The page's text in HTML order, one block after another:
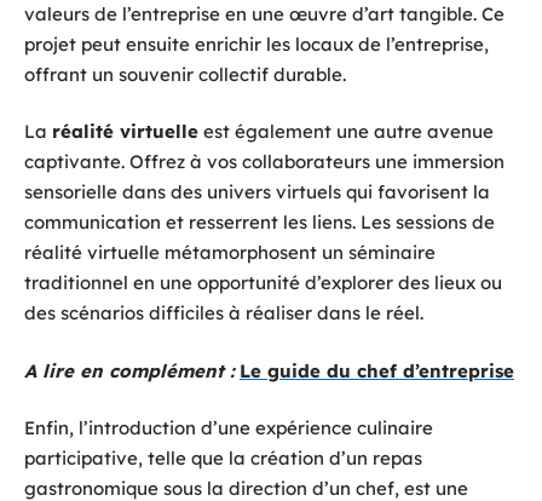
valeurs de l’entreprise en une œuvre d’art tangible. Ce
projet peut ensuite enrichir les locaux de l’entreprise,
offrant un souvenir collectif durable.
La réalité virtuelle est également une autre avenue
captivante. Offrez à vos collaborateurs une immersion
sensorielle dans des univers virtuels qui favorisent la
communication et resserrent les liens. Les sessions de
réalité virtuelle métamorphosent un séminaire
traditionnel en une opportunité d’explorer des lieux ou
des scénarios difficiles à réaliser dans le réel.
A lire en complément : Le guide du chef d’entreprise
Enfin, l’introduction d’une expérience culinaire
participative, telle que la création d’un repas
gastronomique sous la direction d’un chef, est une